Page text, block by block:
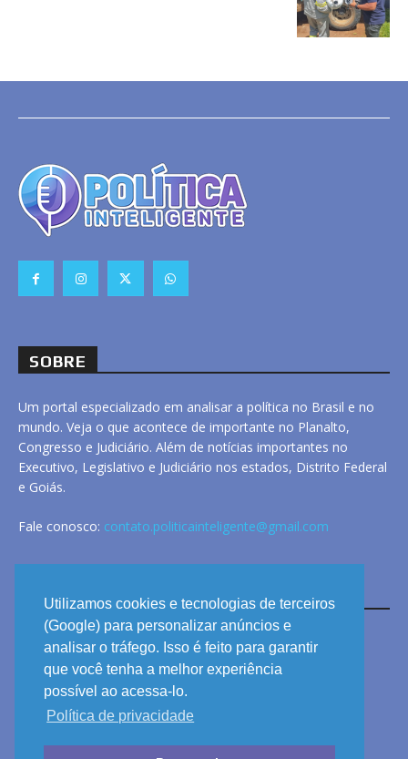
Utilizamos cookies e tecnologias de terceiros
(Google) para personalizar anúncios e
analisar o tráfego. Isso é feito para garantir
que você tenha a melhor experiência
possível ao acessa-lo.
Política de privacidade
SOBRE
Um portal especializado em analisar a política no Brasil e no
mundo. Veja o que acontece de importante no Planalto,
Congresso e Judiciário. Além de notícias importantes no
Executivo, Legislativo e Judiciário nos estados, Distrito Federal
e Goiás.
Fale conosco: contato.politicainteligente@gmail.com
LINKS
ANUNCIE
PRIVACIDADE
CONTATO